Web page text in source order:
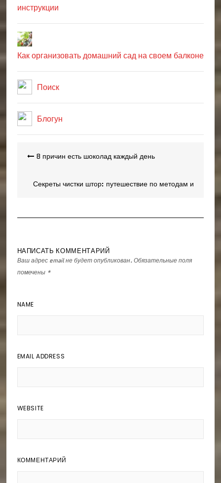
инструкции
Как организовать домашний сад на своем балконе
Поиск
Блогун
Навигация
записям
8 причин есть шоколад каждый день
Секреты чистки штор: путешествие по методам и
НАПИСАТЬ КОММЕНТАРИЙ
Ваш адрес email не будет опубликован. Обязательные поля
помечены *
NAME
EMAIL ADDRESS
WEBSITE
КОММЕНТАРИЙ